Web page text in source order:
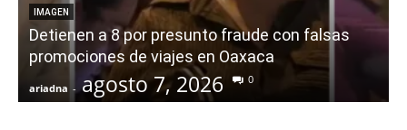
IMAGEN
Detienen a 8 por presunto fraude con falsas
promociones de viajes en Oaxaca
ariadna - agosto 7, 2026 0